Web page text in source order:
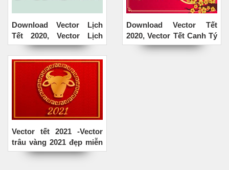
Download Vector Lịch
Tết 2020, Vector Lịch
năm 2020 AI
Download Vector Tết
2020, Vector Tết Canh Tý
2020 Miễn phí
Vector tết 2021 -Vector
trâu vàng 2021 đẹp miễn
phí